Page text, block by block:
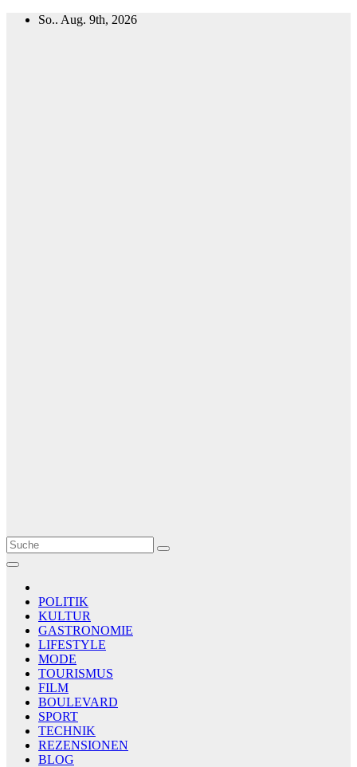
Zum
So.. Aug. 9th, 2026
Le Matin
AGENCE DE PRESSE
POLITIK
KULTUR
GASTRONOMIE
LIFESTYLE
MODE
TOURISMUS
FILM
BOULEVARD
SPORT
TECHNIK
REZENSIONEN
BLOG